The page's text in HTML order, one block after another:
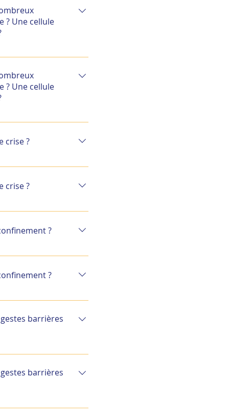
Continuité d’Activité
? Une cellule
l’organisation
? Une cellule
l’organisation
crise ?
à 14h30.
crise ?
à 14h30.
?
sur une évaluation
ré-admission
?
sur une évaluation
ré-admission
barrières
dans une zone
barrières
dans une zone